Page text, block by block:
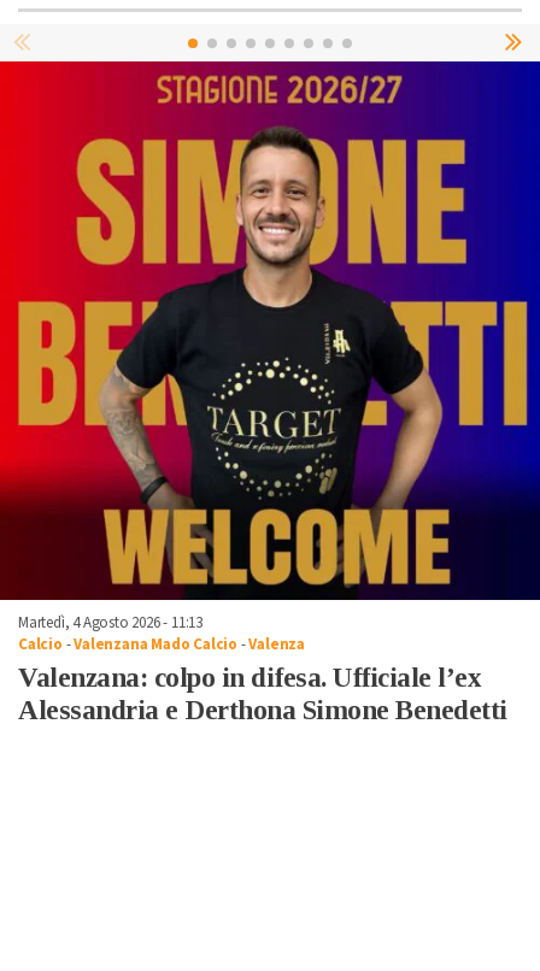
Martedì, 4 Agosto 2026 - 11:13
Calcio -Valenzana Mado Calcio -Valenza
Valenzana: colpo in difesa. Ufficiale l’ex
Alessandria e Derthona Simone Benedetti